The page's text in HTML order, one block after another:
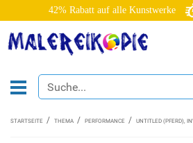
42% Rabatt auf alle Kunstwerke
STARTSEITE THEMA PERFORMANCE UNTITLED (PFERD),